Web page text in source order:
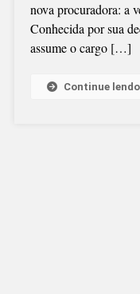
nova procuradora: a
Conhecida por sua
assume o cargo […]
Continue lendo